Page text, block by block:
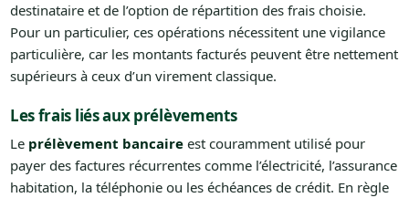
destinataire et de l’option de répartition des frais choisie.
Pour un particulier, ces opérations nécessitent une vigilance
particulière, car les montants facturés peuvent être nettement
supérieurs à ceux d’un virement classique.
Les frais liés aux prélèvements
Le prélèvement bancaireest couramment utilisé pour
payer des factures récurrentes comme l’électricité, l’assurance
habitation, la téléphonie ou les échéances de crédit. En règle